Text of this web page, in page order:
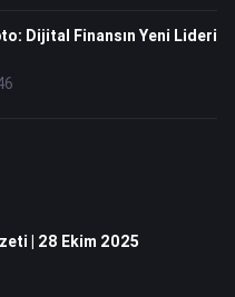
Dijital Finansın Yeni Lideri
| 28 Ekim 2025